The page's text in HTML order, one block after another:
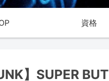
資格
】SUPER